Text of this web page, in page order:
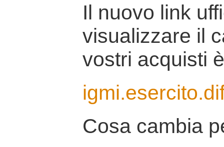
Il nuovo link
visualizzare il
vostri acquisti
Cosa cambia